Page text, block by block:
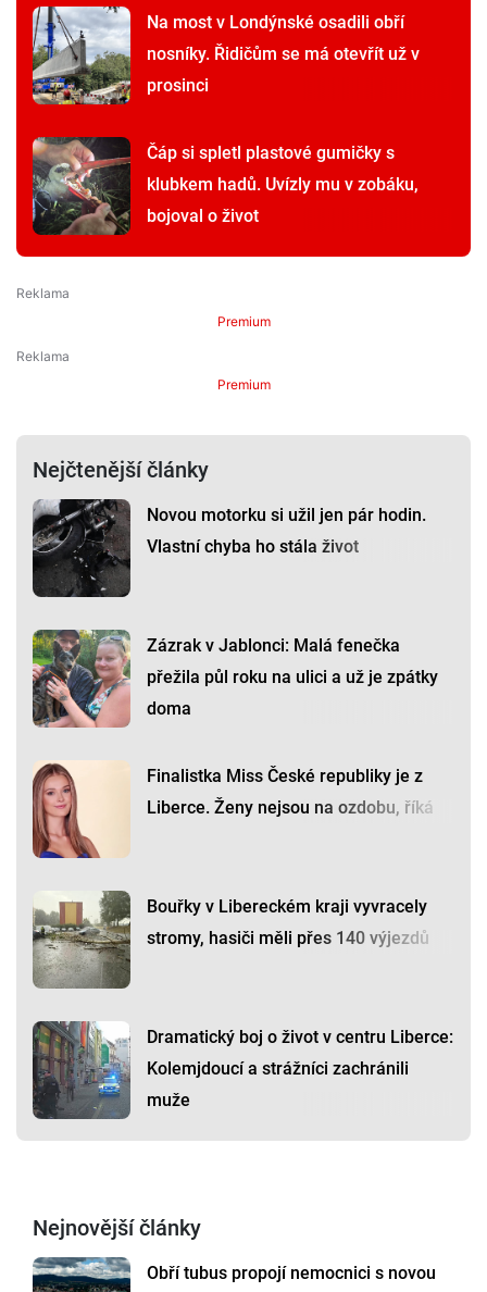
Na most v Londýnské osadili obří
nosníky. Řidičům se má otevřít už v
prosinci
Čáp si spletl plastové gumičky s
klubkem hadů. Uvízly mu v zobáku,
bojoval o život
Premium
Premium
Nejčtenější články
Novou motorku si užil jen pár hodin.
Vlastní chyba ho stála život
Zázrak v Jablonci: Malá fenečka
přežila půl roku na ulici a už je zpátky
doma
Finalistka Miss České republiky je z
Liberce. Ženy nejsou na ozdobu, říká
Bouřky v Libereckém kraji vyvracely
stromy, hasiči měli přes 140 výjezdů
Dramatický boj o život v centru Liberce:
Kolemjdoucí a strážníci zachránili
muže
Nejnovější články
Obří tubus propojí nemocnici s novou